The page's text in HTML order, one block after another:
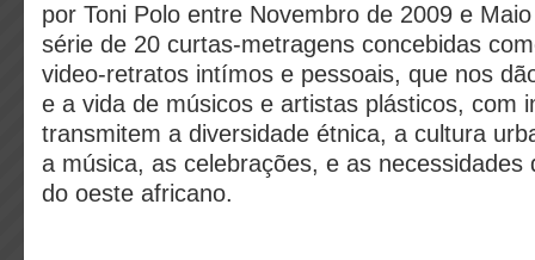
por Toni Polo entre Novembro de 2009 e
série de 20 curtas-metragens concebidas
video-retratos intímos e pessoais, que nos
e a vida de músicos e artistas plásticos, com
transmitem a diversidade étnica, a cultura
a música, as celebrações, e as necessidades
do oeste africano.